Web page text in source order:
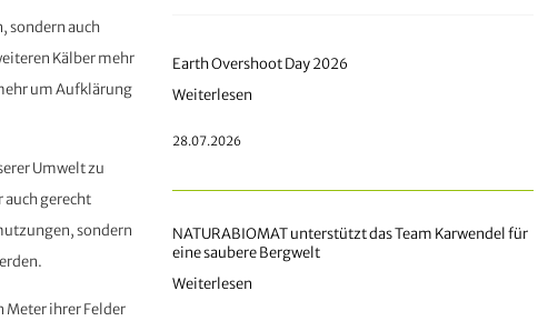
sondern auch
Kälber mehr
um Aufklärung
Umwelt zu
gerecht
sondern
Meter ihrer Felder
Earth Overshoot Day 2026
Weiterlesen
28.07.2026
NATURABIOMAT unterstützt das Team Karwendel für
eine saubere Bergwelt
Weiterlesen